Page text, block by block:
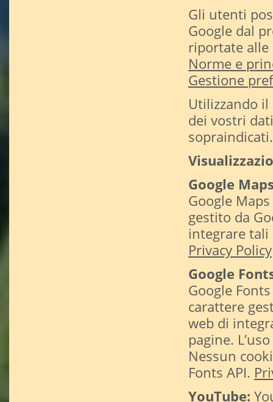
Gli utenti
Google dal
riportate alle
Norme e
Gestione
Utilizzando
dei vostri
sopraindicati.
Google
Google
gestito da
integrare tali
Privacy Policy
Google
Google
carattere
web di
pagine.
Nessun
Fonts API.
YouTube: